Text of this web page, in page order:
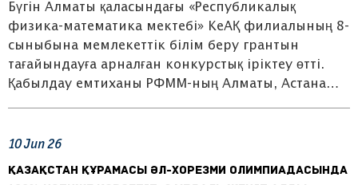
Бүгін Алматы қаласындағы «Республикалық
физика-математика мектебі» КеАҚ филиалының 8-
сыныбына мемлекеттік білім беру грантын
тағайындауға арналған конкурстық іріктеу өтті.
Қабылдау емтиханы РФММ-ның Алматы, Астана…
10Jun26
Қазақстан құрамасы әл-Хорезми олимпиадасында